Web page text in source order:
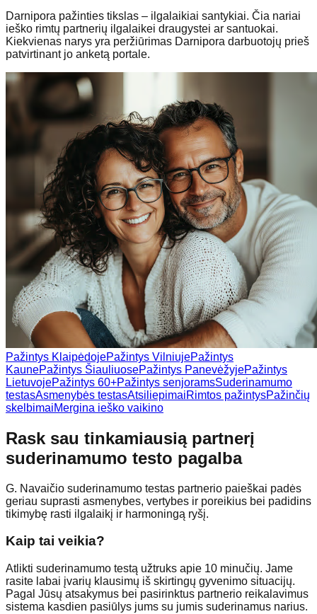
Darnipora pažinties tikslas – ilgalaikiai santykiai. Čia nariai
ieško rimtų partnerių ilgalaikei draugystei ar santuokai.
Kiekvienas narys yra peržiūrimas Darnipora darbuotojų prieš
patvirtinant jo anketą portale.
Pažintys KlaipėdojePažintys VilniujePažintys
KaunePažintys ŠiauliuosePažintys PanevėžyjePažintys
LietuvojePažintys 60+Pažintys senjoramsSuderinamumo
testasAsmenybės testasAtsiliepimaiRimtos pažintysPažinčių
skelbimaiMergina ieško vaikino
Rask sau tinkamiausią partnerį
suderinamumo testo pagalba
G. Navaičio suderinamumo testas partnerio paieškai padės
geriau suprasti asmenybes, vertybes ir poreikius bei padidins
tikimybę rasti ilgalaikį ir harmoningą ryšį.
Kaip tai veikia?
Atlikti suderinamumo testą užtruks apie 10 minučių. Jame
rasite labai įvarių klausimų iš skirtingų gyvenimo situacijų.
Pagal Jūsų atsakymus bei pasirinktus partnerio reikalavimus
sistema kasdien pasiūlys jums su jumis suderinamus narius.